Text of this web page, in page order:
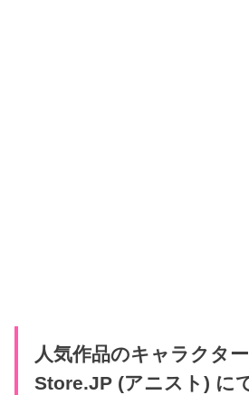
人気作品のキャラクタ
Store.JP (アニスト) に